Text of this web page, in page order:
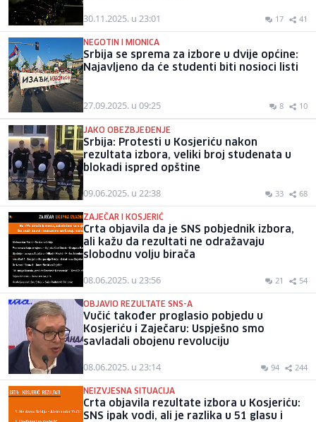
30.11.2025. u 23:01 17 41
NEGOTIN I MIONICA
Srbija se sprema za izbore u dvije općine:
Najavljeno da će studenti biti nosioci listi
27.09.2025. u 09:25 8 10
JAKO OBEZBJEĐENJE
Srbija: Protesti u Kosjeriću nakon
rezultata izbora, veliki broj studenata u
blokadi ispred opštine
09.06.2025. u 22:38 33 68
ZAJEČAR I KOSJERIĆ
Crta objavila da je SNS pobjednik izbora,
ali kažu da rezultati ne odražavaju
slobodnu volju birača
08.06.2025. u 23:56 21 54
OBJAVIO REZULTATE SNS-A
Vučić također proglasio pobjedu u
Kosjeriću i Zaječaru: Uspješno smo
savladali obojenu revoluciju
08.06.2025. u 23:14 94 244
NEIZVJESNA SITUACIJA
Crta objavila rezultate izbora u Kosjeriću:
SNS ipak vodi, ali je razlika u 51 glasu i